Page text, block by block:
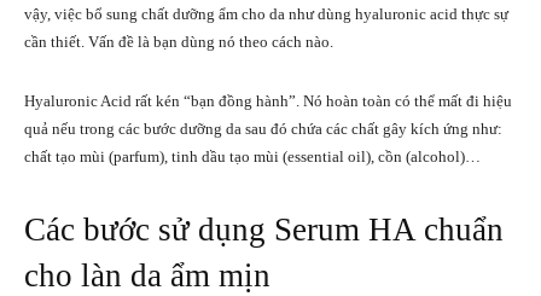
vậy, việc bổ sung chất dưỡng ẩm cho da như dùng hyaluronic acid thực sự
cần thiết. Vấn đề là bạn dùng nó theo cách nào.
Hyaluronic Acid rất kén “bạn đồng hành”. Nó hoàn toàn có thể mất đi hiệu
quả nếu trong các bước dưỡng da sau đó chứa các chất gây kích ứng như:
chất tạo mùi (parfum), tinh dầu tạo mùi (essential oil), cồn (alcohol)…
Các bước sử dụng Serum HA chuẩn
cho làn da ẩm mịn